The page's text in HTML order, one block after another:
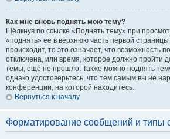
Как мне вновь поднять мою тему?
Щёлкнув по ссылке «Поднять тему» при
«поднять» её в верхнюю часть первой
происходит, то это означает, что возможность
отключена, или время, которое должно пройти
темы, ещё не прошло. Также можно поднять
однако удостоверьтесь, что тем самым вы не
конференции, на которой находитесь.
Вернуться к началу
Форматирование сообщений и типы